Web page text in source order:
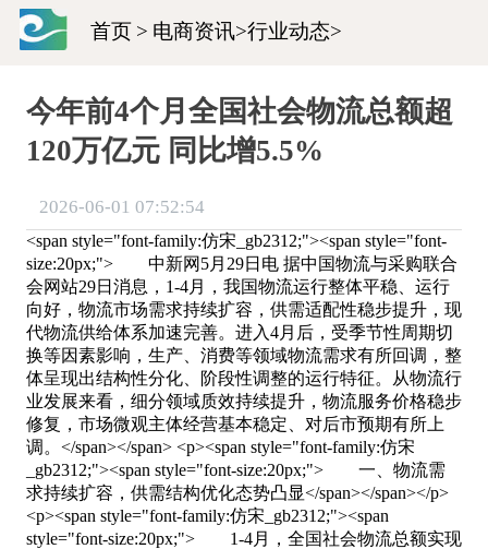
首页 > 电商资讯>行业动态>
今年前4个月全国社会物流总额超
120万亿元 同比增5.5%
2026-06-01 07:52:54
<span style="font-family:仿宋_gb2312;"><span style="font-
size:20px;"> 中新网5月29日电 据中国物流与采购联合
会网站29日消息，1-4月，我国物流运行整体平稳、运行
向好，物流市场需求持续扩容，供需适配性稳步提升，现
代物流供给体系加速完善。进入4月后，受季节性周期切
换等因素影响，生产、消费等领域物流需求有所回调，整
体呈现出结构性分化、阶段性调整的运行特征。从物流行
业发展来看，细分领域质效持续提升，物流服务价格稳步
修复，市场微观主体经营基本稳定、对后市预期有所上
调。</span></span> <p><span style="font-family:仿宋
_gb2312;"><span style="font-size:20px;"> 一、物流需
求持续扩容，供需结构优化态势凸显</span></span></p>
<p><span style="font-family:仿宋_gb2312;"><span
style="font-size:20px;"> 1-4月，全国社会物流总额实现